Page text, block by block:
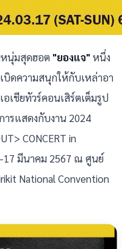
นุ่มสุดฮอต "ยองแจ"หนึ่ง
บิดความสนุกให้กับเหล่าอา
เชียทัวร์คอนเสิร์ตเต็มรูป
รแสดงกับงาน 2024
CONCERT in
17 มีนาคม 2567 ณ ศูนย์
National Convention